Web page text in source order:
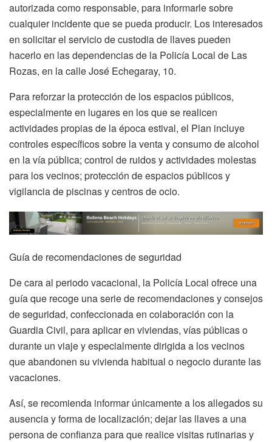
autorizada como responsable, para informarle sobre
cualquier incidente que se pueda producir. Los interesados
en solicitar el servicio de custodia de llaves pueden
hacerlo en las dependencias de la Policía Local de Las
Rozas, en la calle José Echegaray, 10.
Para reforzar la protección de los espacios públicos,
especialmente en lugares en los que se realicen
actividades propias de la época estival, el Plan incluye
controles específicos sobre la venta y consumo de alcohol
en la vía pública; control de ruidos y actividades molestas
para los vecinos; protección de espacios públicos y
vigilancia de piscinas y centros de ocio.
Guía de recomendaciones de seguridad
De cara al periodo vacacional, la Policía Local ofrece una
guía que recoge una serie de recomendaciones y consejos
de seguridad, confeccionada en colaboración con la
Guardia Civil, para aplicar en viviendas, vías públicas o
durante un viaje y especialmente dirigida a los vecinos
que abandonen su vivienda habitual o negocio durante las
vacaciones.
Así, se recomienda informar únicamente a los allegados su
ausencia y forma de localización; dejar las llaves a una
persona de confianza para que realice visitas rutinarias y